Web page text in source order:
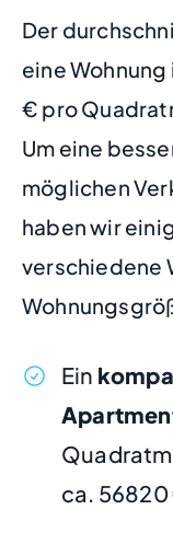
Der
eine
€ pro
Um eine
möglichen
haben wir
verschiedene
Ein
ca.